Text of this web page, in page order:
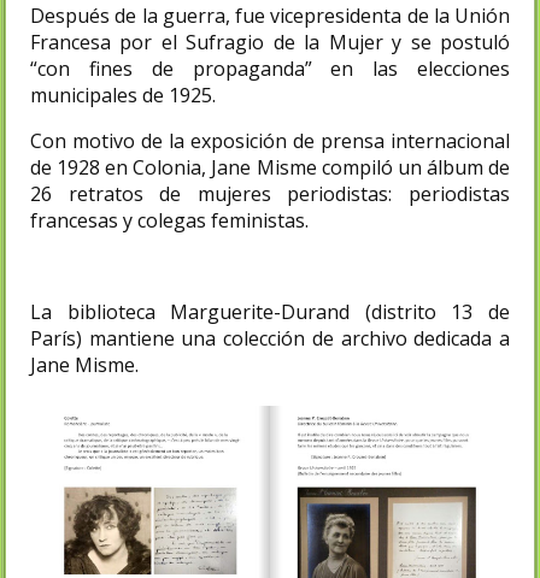
Después de la guerra, fue vicepresidenta de la Unión
Francesa por el Sufragio de la Mujer y se postuló
“con fines de propaganda” en las elecciones
municipales de 1925.
Con motivo de la exposición de prensa internacional
de 1928 en Colonia, Jane Misme compiló un álbum de
26 retratos de mujeres periodistas: periodistas
francesas y colegas feministas.
La biblioteca Marguerite-Durand (distrito 13 de
París) mantiene una colección de archivo dedicada a
Jane Misme.